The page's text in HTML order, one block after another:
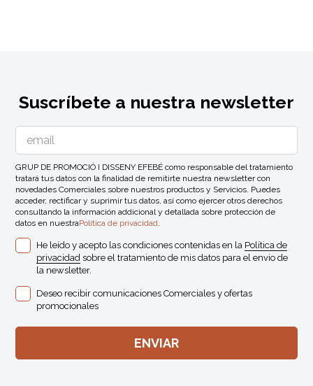
Suscríbete a nuestra newsletter
GRUP DE PROMOCIÓ I DISSENY EFEBÉ como responsable del tratamiento
tratará tus datos con la finalidad de remitirte nuestra newsletter con
novedades Comerciales sobre nuestros productos y Servicios. Puedes
acceder, rectificar y suprimir tus datos, así como ejercer otros derechos
consultando la información addicional y detallada sobre protección de
datos en nuestraPolítica de privacidad
He leído y acepto las condiciones contenidas en la Política de
privacidad sobre el tratamiento de mis datos para el envio de
la newsletter.
Deseo recibir comunicaciones Comerciales y ofertas
promocionales